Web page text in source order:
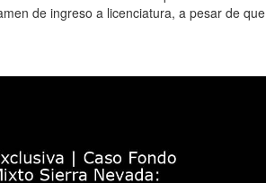
de ingreso a licenciatura, a pesar de que